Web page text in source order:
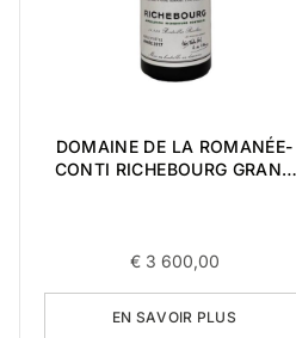
DOMAINE DE LA ROMANÉE-
CONTI RICHEBOURG GRAND
€3 600,00
EN SAVOIR PLUS